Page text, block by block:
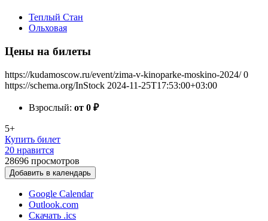
Теплый Стан
Ольховая
Цены на билеты
https://kudamoscow.ru/event/zima-v-kinoparke-moskino-2024/ 0
https://schema.org/InStock 2024-11-25T17:53:00+03:00
Взрослый: от 0 ₽
5+
Купить билет
20 нравится
28696 просмотров
Добавить в календарь
Google Calendar
Outlook.com
Скачать .ics